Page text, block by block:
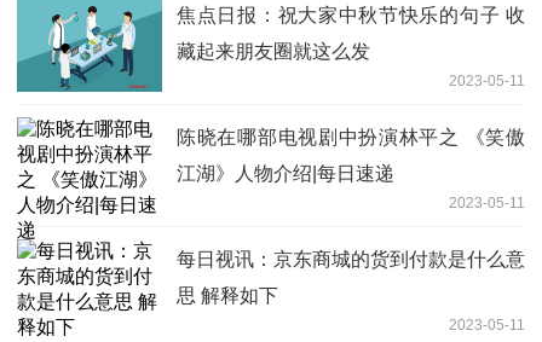
焦点日报：祝大家中秋节快乐的句子 收
藏起来朋友圈就这么发
2023-05-11
陈晓在哪部电视剧中扮演林平之 《笑傲
江湖》人物介绍|每日速递
2023-05-11
每日视讯：京东商城的货到付款是什么意
思 解释如下
2023-05-11